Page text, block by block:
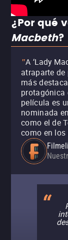
¿Por qué
Macbeth?
"A ‘Lady
atraparte
más
protagónica
película es
nominada
como el de
como en los